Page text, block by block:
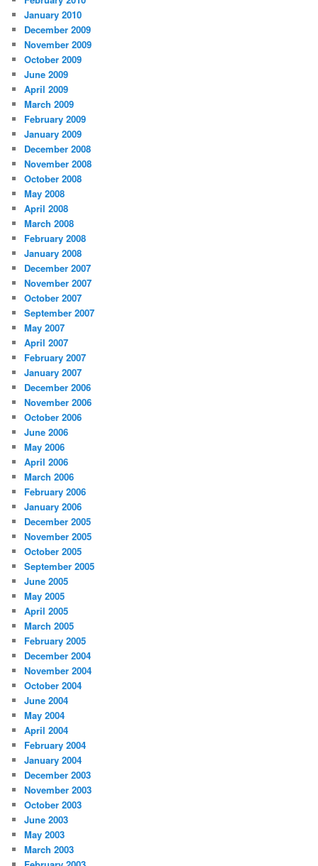
January 2010
December 2009
November 2009
October 2009
June 2009
April 2009
March 2009
February 2009
January 2009
December 2008
November 2008
October 2008
May 2008
April 2008
March 2008
February 2008
January 2008
December 2007
November 2007
October 2007
September 2007
May 2007
April 2007
February 2007
January 2007
December 2006
November 2006
October 2006
June 2006
May 2006
April 2006
March 2006
February 2006
January 2006
December 2005
November 2005
October 2005
September 2005
June 2005
May 2005
April 2005
March 2005
February 2005
December 2004
November 2004
October 2004
June 2004
May 2004
April 2004
February 2004
January 2004
December 2003
November 2003
October 2003
June 2003
May 2003
March 2003